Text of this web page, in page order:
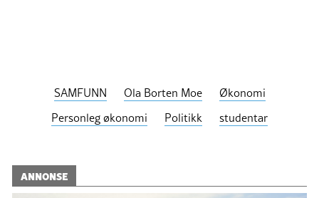
SAMFUNN Ola Borten Moe
Økonomi
Personleg økonomi
Politikk studentar
ANNONSE